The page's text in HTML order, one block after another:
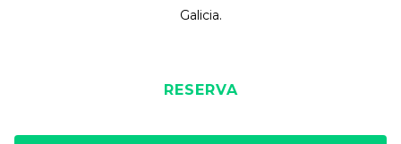
Galicia.
RESERVA